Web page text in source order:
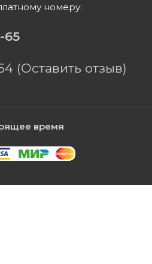
номеру:
65
(Оставить отзыв)
время